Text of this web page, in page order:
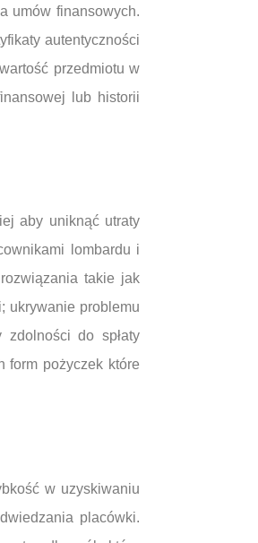
umów finansowych.
autentyczności
przedmiotu w
lub historii
aby uniknąć utraty
lombardu i
takie jak
ukrywanie problemu
do spłaty
form pożyczek które
w uzyskiwaniu
placówki.